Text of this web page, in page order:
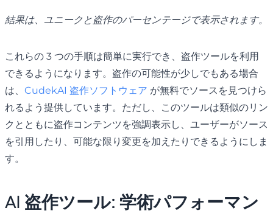
結果は、ユニークと盗作のパーセンテージで表示されます。
これらの 3 つの手順は簡単に実行でき、盗作ツールを利用
できるようになります。盗作の可能性が少しでもある場合
は、 CudekAI 盗作ソフトウェア が無料でソースを見つけら
れるよう提供しています。ただし、このツールは類似のリン
クとともに盗作コンテンツを強調表示し、ユーザーがソース
を引用したり、可能な限り変更を加えたりできるようにしま
す。
AI 盗作ツール: 学術パフォーマン